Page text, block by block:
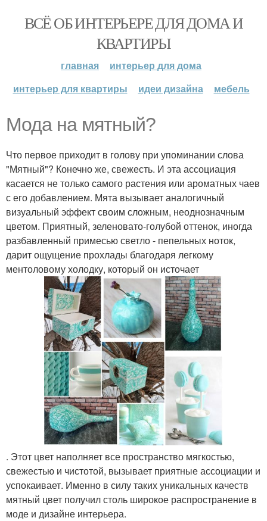
ВСЁ ОБ ИНТЕРЬЕРЕ ДЛЯ ДОМА И
КВАРТИРЫ
главная
интерьер для дома
интерьер для квартиры
идеи дизайна мебель
Мода на мятный?
Что первое приходит в голову при упоминании слова
"Мятный"? Конечно же, свежесть. И эта ассоциация
касается не только самого растения или ароматных чаев
с его добавлением. Мята вызывает аналогичный
визуальный эффект своим сложным, неоднозначным
цветом. Приятный, зеленовато-голубой оттенок, иногда
разбавленный примесью светло - пепельных ноток,
дарит ощущение прохлады благодаря легкому
ментоловому холодку, который он источает
. Этот цвет наполняет все пространство мягкостью,
свежестью и чистотой, вызывает приятные ассоциации и
успокаивает. Именно в силу таких уникальных качеств
мятный цвет получил столь широкое распространение в
моде и дизайне интерьера.